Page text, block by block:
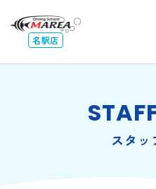
名駅店
スタッ